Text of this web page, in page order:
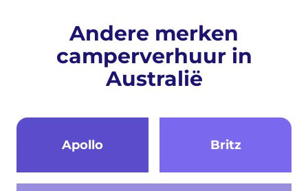
Andere merken
camperverhuur in
Australië
Apollo Britz